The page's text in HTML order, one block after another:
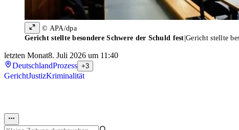
© APA/dpa
Gericht stellte besondere Schwere der Schuld fest |Gericht stellte
letzten Monat8. Juli 2026 um 11:40
DeutschlandProzess +3
GerichtJustizKriminalität